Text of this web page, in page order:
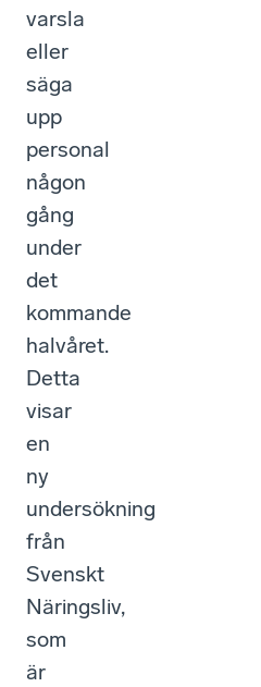
varsla
eller
säga
upp
personal
någon
gång
under
det
kommande
halvåret.
Detta
visar
en
ny
undersökning
från
Svenskt
Näringsliv,
som
är